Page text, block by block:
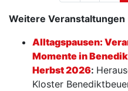
Weitere Veranstaltungen
Alltagspausen:
Momente in
Herbst 2026:
Kloster